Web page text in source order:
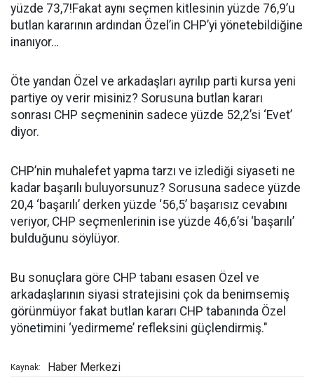
yüzde 73,7!Fakat aynı seçmen kitlesinin yüzde 76,9’u
butlan kararının ardından Özel’in CHP’yi yönetebildiğine
inanıyor…
Öte yandan Özel ve arkadaşları ayrılıp parti kursa yeni
partiye oy verir misiniz? Sorusuna butlan kararı
sonrası CHP seçmeninin sadece yüzde 52,2’si ‘Evet’
diyor.
CHP’nin muhalefet yapma tarzı ve izlediği siyaseti ne
kadar başarılı buluyorsunuz? Sorusuna sadece yüzde
20,4 ‘başarılı’ derken yüzde ‘56,5’ başarısız cevabını
veriyor, CHP seçmenlerinin ise yüzde 46,6’si ‘başarılı’
bulduğunu söylüyor.
Bu sonuçlara göre CHP tabanı esasen Özel ve
arkadaşlarının siyasi stratejisini çok da benimsemiş
görünmüyor fakat butlan kararı CHP tabanında Özel
yönetimini ‘yedirmeme’ refleksini güçlendirmiş."
Kaynak: Haber Merkezi